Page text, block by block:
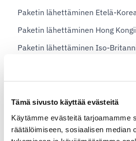
Tämä sivusto käyttää evästeitä
Käytämme evästeitä tarjoamamme
räätälöimiseen, sosiaalisen median
Paketin lähettäminen Etelä-
Paketin lähettäminen Hong
Paketin lähettäminen Iso-
Paketin lähettäminen Kiinaan
Paketin lähettäminen Macaoon
Paketin lähettäminen Maltalle